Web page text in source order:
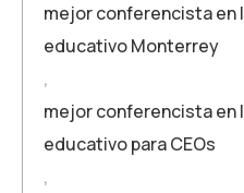
mejor conferencista
educativo Monterrey
,
mejor conferencista
educativo para CEOs
,